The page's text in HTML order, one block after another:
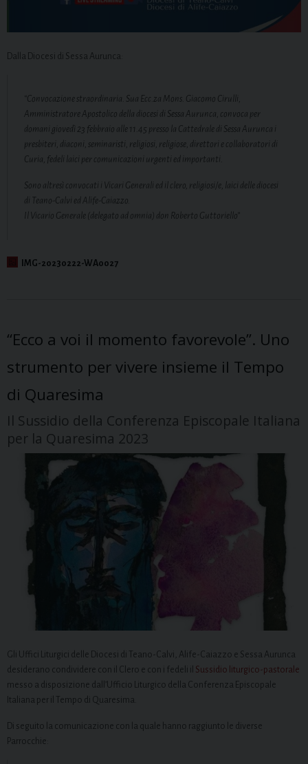
Dalla Diocesi di Sessa Aurunca:
“Convocazione straordinaria. Sua Ecc.za Mons. Giacomo Cirulli,
Amministratore Apostolico della diocesi di Sessa Aurunca, convoca per
domani giovedì 23 febbraio alle 11.45 presso la Cattedrale di Sessa Aurunca i
presbiteri, diaconi, seminaristi, religiosi, religiose, direttori e collaboratori di
Curia, fedeli laici per comunicazioni urgenti ed importanti.
Sono altresì convocati i Vicari Generali ed il clero, religiosi/e, laici delle diocesi
di Teano-Calvi ed Alife-Caiazzo.
Il Vicario Generale (delegato ad omnia) don Roberto Guttoriello”
IMG-20230222-WA0027
“Ecco a voi il momento favorevole”. Uno
strumento per vivere insieme il Tempo
di Quaresima
Il Sussidio della Conferenza Episcopale Italiana
per la Quaresima 2023
Gli Uffici Liturgici delle Diocesi di Teano-Calvi, Alife-Caiazzo e Sessa Aurunca
desiderano condividere con il Clero e con i fedeli il Sussidio liturgico-pastorale
messo a disposizione dall’Ufficio Liturgico della Conferenza Episcopale
Italiana per il Tempo di Quaresima.
Di seguito la comunicazione con la quale hanno raggiunto le diverse
Parrocchie: